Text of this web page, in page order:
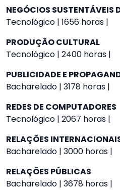
NEGÓCIOS SUSTENTÁVEIS
Tecnológico | 1656 horas |
PRODUÇÃO CULTURAL
Tecnológico | 2400 horas |
PUBLICIDADE E
Bacharelado | 3178 horas |
REDES DE COMPUTADORES
Tecnológico | 2067 horas |
RELAÇÕES
Bacharelado | 3000 horas |
RELAÇÕES PÚBLICAS
Bacharelado | 3678 horas |